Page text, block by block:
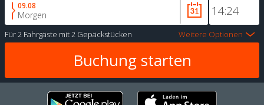
09.08
Morgen
Für2 Fahrgäste mit2 Gepäckstücken Weitere Optionen